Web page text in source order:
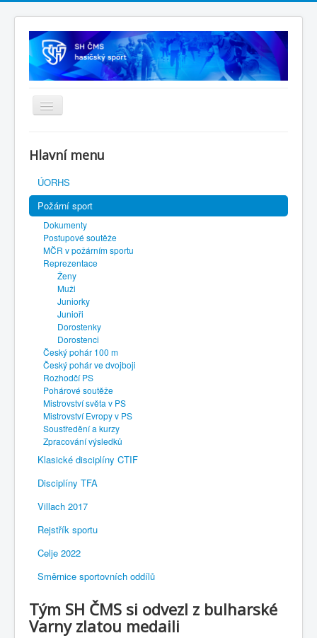
SH ČMS
Hlavní menu
ÚORHS
Požární sport
Dokumenty
Postupové soutěže
MČR v požárním sportu
Reprezentace
Ženy
Muži
Juniorky
Junioři
Dorostenky
Dorostenci
Český pohár 100 m
Český pohár ve dvojboji
Rozhodčí PS
Pohárové soutěže
Mistrovství světa v PS
Mistrovství Evropy v PS
Soustředění a kurzy
Zpracování výsledků
Klasické disciplíny CTIF
Disciplíny TFA
Villach 2017
Rejstřík sportu
Celje 2022
Směrnice sportovních oddílů
Tým SH ČMS si odvezl z bulharské
Varny zlatou medaili